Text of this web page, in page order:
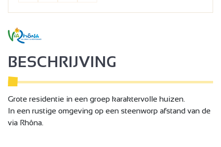
BESCHRIJVING
Grote residentie in een groep karaktervolle huizen.
In een rustige omgeving op een steenworp afstand van de
via Rhôna.